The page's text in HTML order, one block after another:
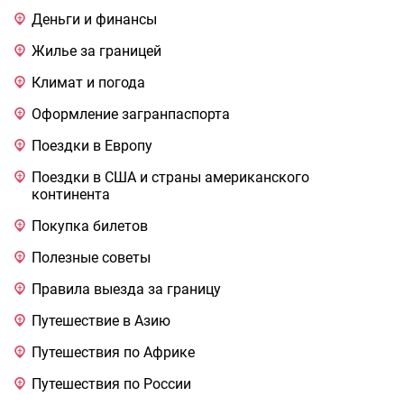
Деньги и финансы
Жилье за границей
Климат и погода
Оформление загранпаспорта
Поездки в Европу
Поездки в США и страны американского
континента
Покупка билетов
Полезные советы
Правила выезда за границу
Путешествие в Азию
Путешествия по Африке
Путешествия по России